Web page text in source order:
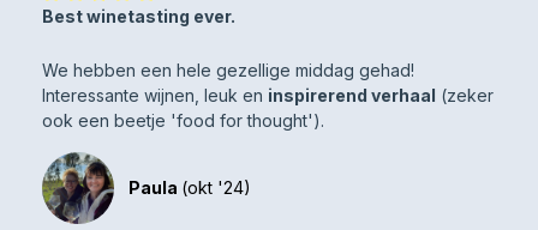
Best winetasting ever.
We hebben een hele gezellige middag gehad!
Interessante wijnen, leuk en inspirerend verhaal (zeker
ook een beetje 'food for thought').
Paula (okt '24)